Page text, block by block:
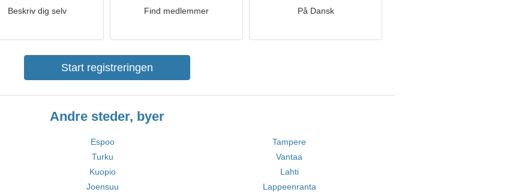
Beskriv dig selv Find medlemmer På Dansk
Start registreringen
Andre steder, byer
Espoo
Tampere
Turku
Vantaa
Kuopio
Lahti
Joensuu Lappeenranta